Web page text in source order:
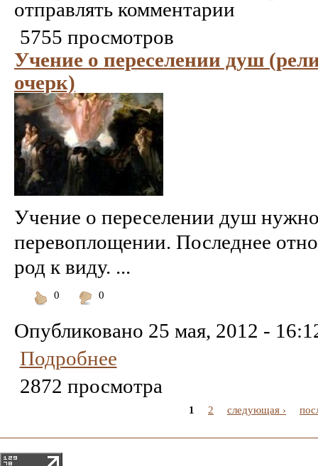
отправлять комментарии
5755 просмотров
Учение о переселении душ
очерк)
Учение о переселении душ
перевоплощении. Последнее
род к виду. ...
0
0
Опубликовано 25 мая, 2012 -
Подробнее
2872 просмотра
1 2 следующая ›